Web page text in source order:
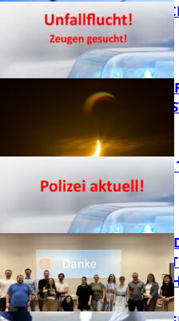
ZEUGEN
VORTRAG
PERSEIDEN
FB News
ERMITTELT